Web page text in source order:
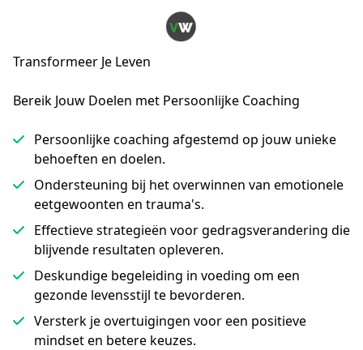
Transformeer Je Leven
Bereik Jouw Doelen met Persoonlijke Coaching
Persoonlijke coaching afgestemd op jouw unieke
behoeften en doelen.
Ondersteuning bij het overwinnen van emotionele
eetgewoonten en trauma's.
Effectieve strategieën voor gedragsverandering die
blijvende resultaten opleveren.
Deskundige begeleiding in voeding om een
gezonde levensstijl te bevorderen.
Versterk je overtuigingen voor een positieve
mindset en betere keuzes.